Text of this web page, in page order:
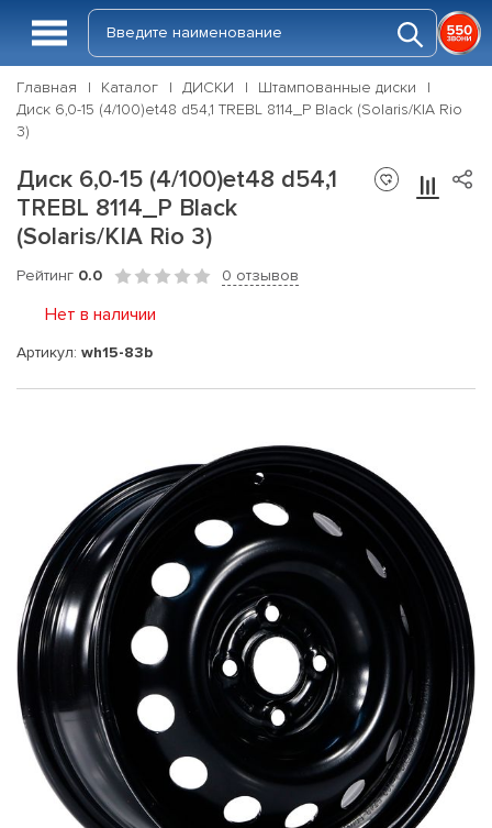
Главная Каталог ДИСКИ
Штампованные диски
Диск 6,0-15 (4/100)et48 d54,1 TREBL 8114_P Black (Solaris/KIA Rio
3)
Диск 6,0-15 (4/100)et48 d54,1
TREBL 8114_P Black
(Solaris/KIA Rio 3)
Рейтинг 0.0 0 отзывов
Нет в наличии
Артикул: wh15-83b